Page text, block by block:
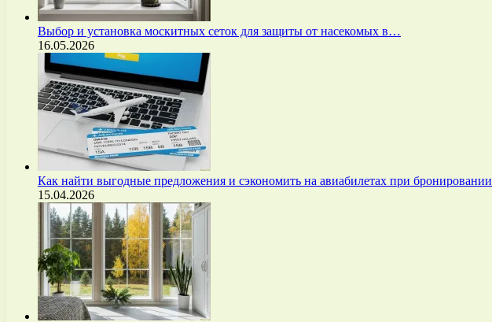
Выбор и установка москитных сеток для защиты от насекомых в…
16.05.2026
Как найти выгодные предложения и сэкономить на авиабилетах при
15.04.2026